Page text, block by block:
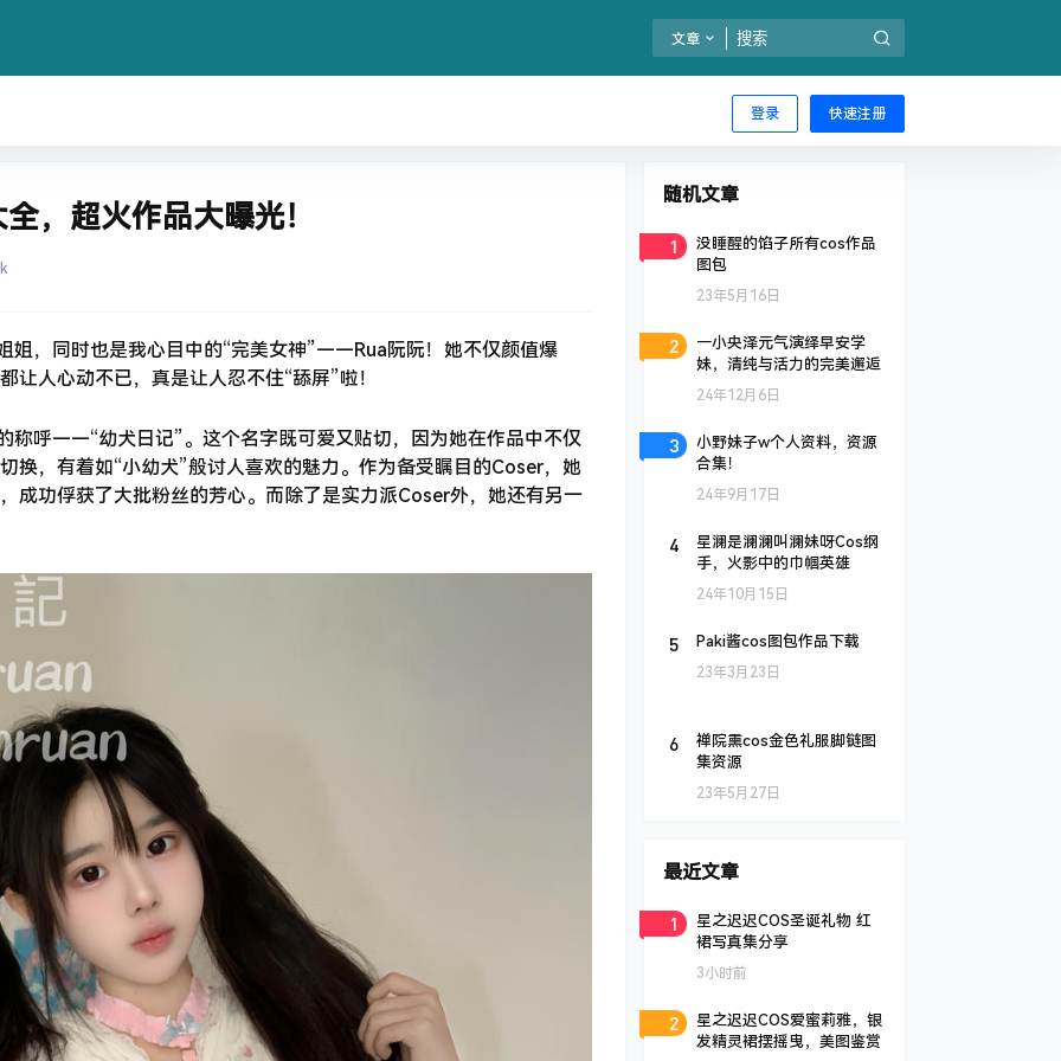
文章
登录 快速注册
，超火作品大曝光！
姐，同时也是我心目中的“完美女神”——Rua阮阮！她不仅颜值爆
人心动不已，真是让人忍不住“舔屏”啦！
称呼——“幼犬日记”。这个名字既可爱又贴切，因为她在作品中不仅
换，有着如“小幼犬”般讨人喜欢的魅力。作为备受瞩目的Coser，她
成功俘获了大批粉丝的芳心。而除了是实力派Coser外，她还有另一
随机文章
1
没睡醒的馅子所有cos作品
图包
23年5月16日
2
一小央泽元气演绎早安学
妹，清纯与活力的完美邂逅
24年12月6日
3
小野妹子w个人资料，资源
合集！
24年9月17日
4
星澜是澜澜叫澜妹呀Cos纲
手，火影中的巾帼英雄
24年10月15日
5 Paki酱cos图包作品下载
23年3月23日
6
禅院熏cos金色礼服脚链图
集资源
23年5月27日
最近文章
1
星之迟迟COS圣诞礼物 红
裙写真集分享
3小时前
2
星之迟迟COS爱蜜莉雅，银
发精灵裙摆摇曳，美图鉴赏